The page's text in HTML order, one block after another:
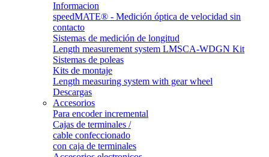
Informacion
speedMATE® - Medición óptica de velocidad sin
contacto
Sistemas de medición de longitud
Length measurement system LMSCA-WDGN Kit
Sistemas de poleas
Kits de montaje
Length measuring system with gear wheel
Descargas
Accesorios
Para encoder incremental
Cajas de terminales /
cable confeccionado
con caja de terminales